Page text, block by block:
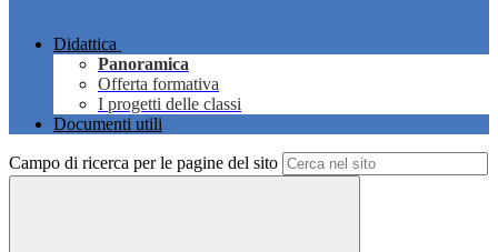
Didattica
Panoramica
Offerta formativa
I progetti delle classi
Documenti utili
Campo di ricerca per le pagine del sito